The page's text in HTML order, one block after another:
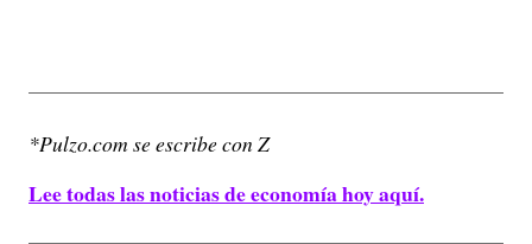
*Pulzo.com se escribe con Z
Lee todas las noticias de economía hoy aquí.